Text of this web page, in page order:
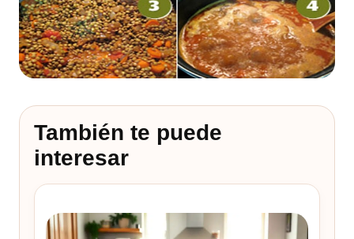
También te puede
interesar